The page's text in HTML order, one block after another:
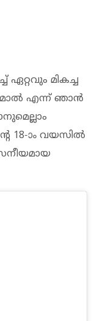
മികച്ച
എന്ന് ഞാന്‍
18-ാം വയസില്‍